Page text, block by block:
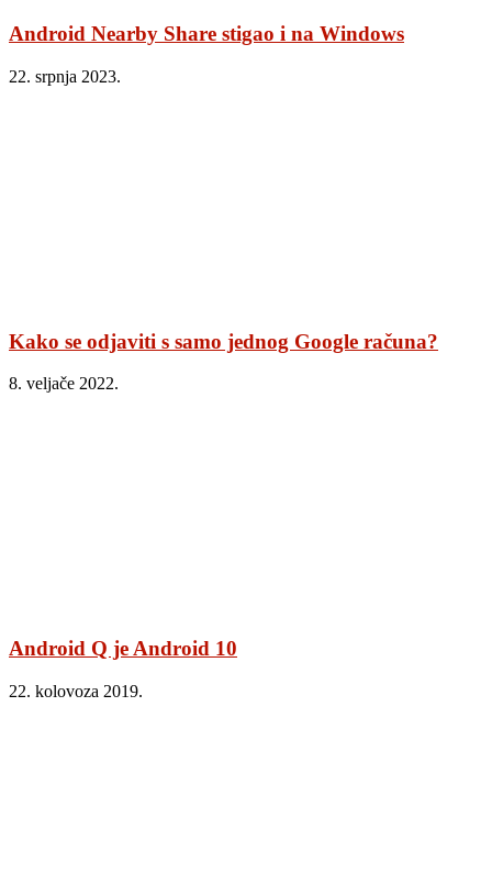
Android Nearby Share stigao i na Windows
22. srpnja 2023.
Kako se odjaviti s samo jednog Google računa?
8. veljače 2022.
Android Q je Android 10
22. kolovoza 2019.